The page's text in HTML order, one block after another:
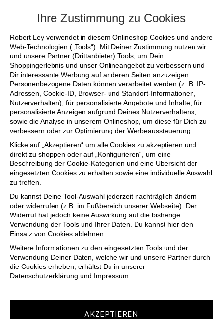
Ihre Zustimmung zu Cookies
Robert Ley verwendet in diesem Onlineshop Cookies und andere
Web-Technologien („Tools“). Mit Deiner Zustimmung nutzen wir
und unsere Partner (Drittanbieter) Tools, um Dein
Shoppingerlebnis und unser Onlineangebot zu verbessern und
Dir interessante Werbung auf anderen Seiten anzuzeigen.
Personenbezogene Daten können verarbeitet werden (z. B. IP-
Adressen, Cookie-ID, Browser- und Standort-Informationen,
Nutzerverhalten), für personalisierte Angebote und Inhalte, für
personalisierte Anzeigen aufgrund Deines Nutzerverhaltens,
sowie die Analyse in unserem Onlineshop, um diese für Dich zu
verbessern oder zur Optimierung der Werbeaussteuerung.
Klicke auf „Akzeptieren“ um alle Cookies zu akzeptieren und
direkt zu shoppen oder auf „Konfigurieren“, um eine
Beschreibung der Cookie-Kategorien und eine Übersicht der
eingesetzten Cookies zu erhalten sowie eine individuelle Auswahl
zu treffen.
Du kannst Deine Tool-Auswahl jederzeit nachträglich ändern
oder widerrufen (z.B. im Fußbereich unserer Webseite). Der
Widerruf hat jedoch keine Auswirkung auf die bisherige
Verwendung der Tools und Ihrer Daten. Du kannst hier den
Einsatz von Cookies ablehnen.
Weitere Informationen zu den eingesetzten Tools und der
Verwendung Deiner Daten, welche wir und unsere Partner durch
die Cookies erheben, erhältst Du in unserer
Datenschutzerklärung und Impressum.
AKZEPTIEREN